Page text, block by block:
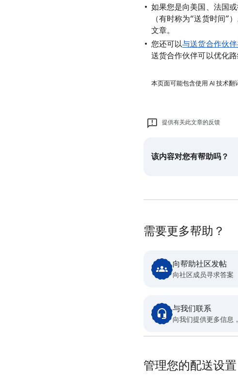
如果您是向美国、法国
（有时称为“送货时间”
文章。
您还可以与送货合作伙
送货合作伙伴可以优化
本页面可能包含使用 AI 技术翻
提供有关此文章的反馈
该内容对您有帮助吗？
需要更多帮助？
向帮助社区发帖
向社区成员寻求答案
与我们联系
向我们提供更多信息
管理您的配送设置